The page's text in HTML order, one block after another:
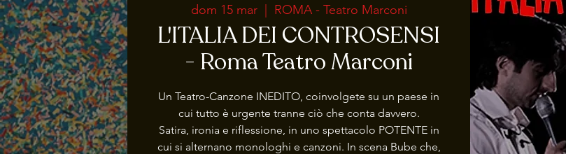
dom 15 mar
  |
ROMA - Teatro Marconi
L'ITALIA DEI CONTROSENSI
- Roma Teatro Marconi
Un Teatro-Canzone INEDITO, coinvolgete su un paese in
cui tutto è urgente tranne ciò che conta davvero.
Satira, ironia e riflessione, in uno spettacolo POTENTE in
cui si alternano monologhi e canzoni. In scena Bube che,